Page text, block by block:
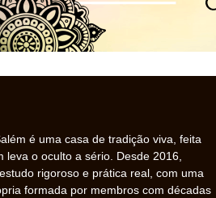
é uma casa de tradição viva, feita
leva o oculto a sério. Desde 2016,
rigoroso e prática real, com uma
formada por membros com décadas